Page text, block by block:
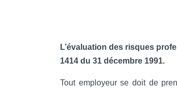
L’évaluation des risques
1414 du 31 décembre 1991.
Tout employeur se doit de